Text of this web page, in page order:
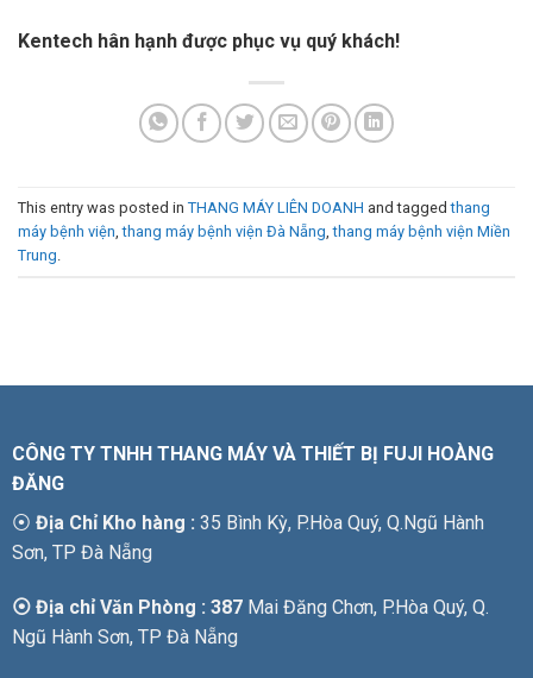
Kentech hân hạnh được phục vụ quý khách!
This entry was posted in THANG MÁY LIÊN DOANH and taggedthang
máy bệnh viện ,thang máy bệnh viện Đà Nẵng ,thang máy bệnh viện Miền
Trung
CÔNG TY TNHH THANG MÁY VÀ THIẾT BỊ FUJI HOÀNG
ĐĂNG
⦿ Địa Chỉ Kho hàng : 35 Bình Kỳ, P.Hòa Quý, Q.Ngũ Hành
Sơn, TP Đà Nẵng
⦿ Địa chỉ Văn Phòng : 387 Mai Đăng Chơn, P.Hòa Quý, Q.
Ngũ Hành Sơn, TP Đà Nẵng